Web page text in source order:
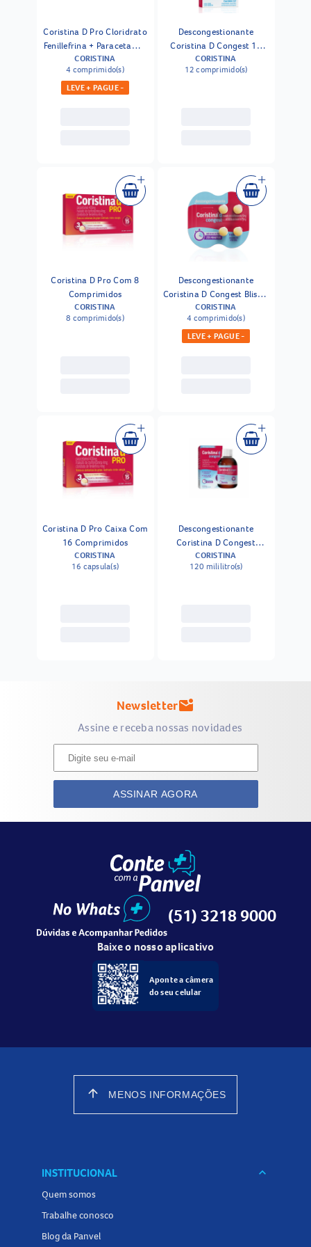
Coristina D Pro Cloridrato
Fenillefrina + Paracetamol
+ Maleato De
Clorfeniramina 4
Comprimidos
CORISTINA
4 comprimido(s)
LEVE + PAGUE -
Descongestionante
Coristina D Congest 12
Comprimidos
CORISTINA
12 comprimido(s)
Coristina D Pro Com 8
Comprimidos
CORISTINA
8 comprimido(s)
Descongestionante
Coristina D Congest Blister
4 Comprimidos
CORISTINA
4 comprimido(s)
LEVE + PAGUE -
Coristina D Pro Caixa Com
16 Comprimidos
CORISTINA
16 capsula(s)
Descongestionante
Coristina D Congest
Xarope Com Copo
Dosador 120ml
CORISTINA
120 mililitro(s)
Newslettermark_email_unread
Assine e receba nossas novidades
ASSINAR AGORA
(51) 3218 9000
Baixe o nosso aplicativo
Aponte a câmera
do seu celular
arrow_upward MENOS INFORMAÇÕES
INSTITUCIONAL keyboard_arrow_down
Quem somos
Trabalhe conosco
Blog da Panvel